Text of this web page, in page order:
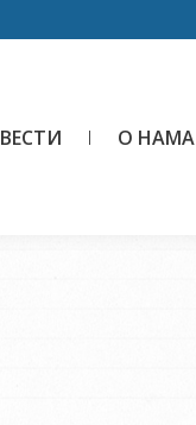
ВЕСТИ О НАМА